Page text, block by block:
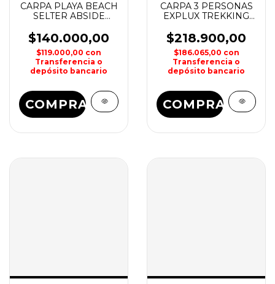
CARPA PLAYA BEACH
SELTER ABSIDE
GEOGRAPHIC
$140.000,00
$119.000,00 con
Transferencia o
depósito bancario
COMPRAR
CARPA 3 PERSONAS
EXPLUX TREKKING
$218.900,00
$186.065,00 con
Transferencia o
depósito bancario
COMPRAR